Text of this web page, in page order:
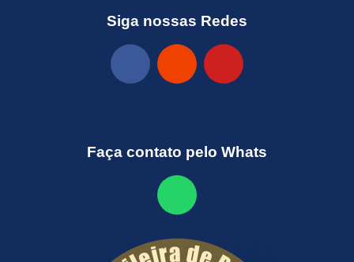
Siga nossas Redes
Faça contato pelo Whats